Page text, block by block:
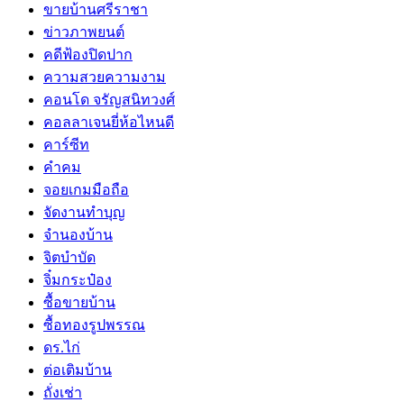
ขายบ้านศรีราชา
ข่าวภาพยนต์
คดีฟ้องปิดปาก
ความสวยความงาม
คอนโด จรัญสนิทวงศ์
คอลลาเจนยี่ห้อไหนดี
คาร์ซีท
คำคม
จอยเกมมือถือ
จัดงานทำบุญ
จำนองบ้าน
จิตบำบัด
จิ๋มกระป๋อง
ซื้อขายบ้าน
ซื้อทองรูปพรรณ
ดร.ไก่
ต่อเติมบ้าน
ถั่งเช่า